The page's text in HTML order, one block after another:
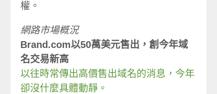
權。
網路市場概況
Brand.com以50萬美元售出，創今年域
名交易新高
以往時常傳出高價售出域名的消息，今年
卻沒什麼具體動靜。